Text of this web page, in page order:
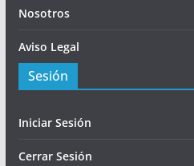
Nosotros
Aviso Legal
Sesión
Iniciar Sesión
Cerrar Sesión